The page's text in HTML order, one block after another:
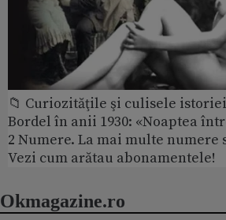
📁 Curiozităţile şi culisele istoriei
Bordel în anii 1930: «Noaptea
2 Numere. La mai multe numere
Vezi cum arătau abonamentele!
Okmagazine.ro